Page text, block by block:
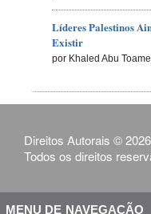
Líderes Palestinos
Existir
por Khaled Abu
Direitos Autorais ©
Todos os direitos
MENU DE NAVEGAÇÃO